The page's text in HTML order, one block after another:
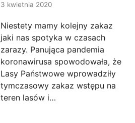
i3 kwietnia 2020
Niestety mamy kolejny zakaz
jaki nas spotyka w czasach
zarazy. Panująca pandemia
koronawirusa spowodowała, że
Lasy Państwowe wprowadziły
tymczasowy zakaz wstępu na
teren lasów i…